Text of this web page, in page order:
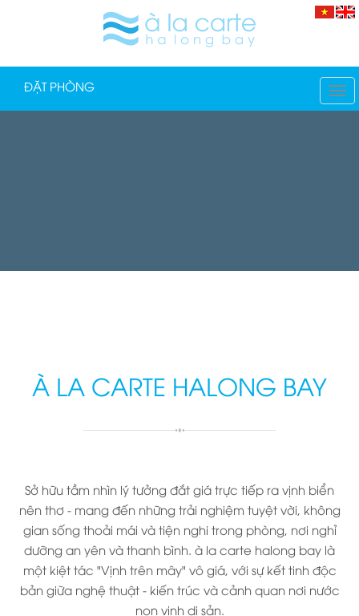
ĐẶT PHÒNG
À LA CARTE HALONG BAY
Sở hữu tầm nhìn lý tưởng đắt giá trực tiếp ra vịnh biển
nên thơ - mang đến những trải nghiệm tuyệt vời, không
gian sống thoải mái và tiện nghi trong phòng, nơi nghỉ
dưỡng an yên và thanh bình. à la carte halong bay là
một kiệt tác "Vịnh trên mây" vô giá, với sự kết tinh độc
bản giữa nghệ thuật - kiến trúc và cảnh quan nơi nước
non vịnh di sản.